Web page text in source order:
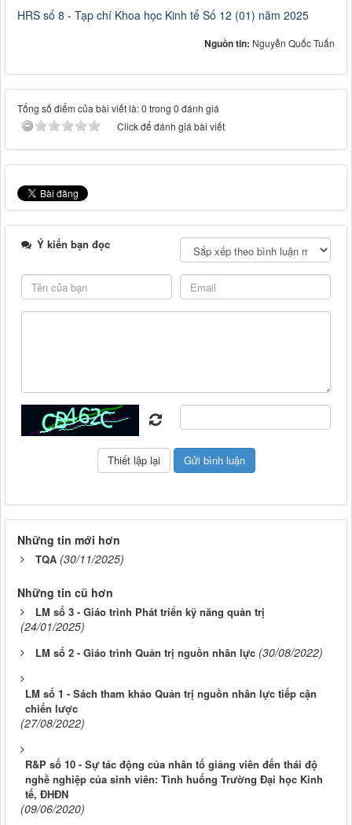
HRS số 8 - Tạp chí Khoa học Kinh tế Số 12 (01) năm 2025
Nguồn tin: Nguyễn Quốc Tuấn
Tổng số điểm của bài viết là: 0 trong 0 đánh giá
Click để đánh giá bài viết
Ý kiến bạn đọc
Những tin mới hơn
TQA (30/11/2025)
Những tin cũ hơn
LM số 3 - Giáo trình Phát triển kỹ năng quản trị
(24/01/2025)
LM số 2 - Giáo trình Quản trị nguồn nhân lực (30/08/2022)
LM số 1 - Sách tham khảo Quản trị nguồn nhân lực tiếp cận
chiến lược
(27/08/2022)
R&P số 10 - Sự tác động của nhân tố giảng viên đến thái độ
nghề nghiệp của sinh viên: Tình huống Trường Đại học Kinh
tế, ĐHĐN
(09/06/2020)